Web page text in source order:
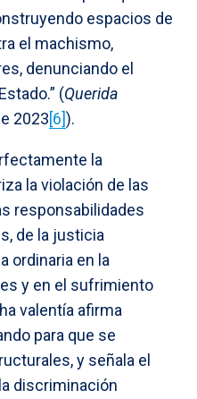
espacios de
el machismo,
denunciando el
(Querida
2023[6]).
la
la violación de las
responsabilidades
de la justicia
ordinaria en la
y en el sufrimiento
valentía afirma
para que se
y señala el
discriminación